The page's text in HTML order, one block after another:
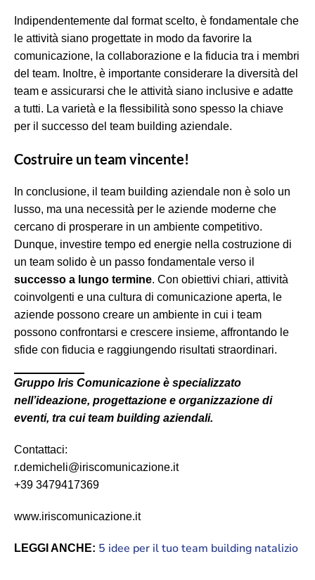
Indipendentemente dal format scelto, è fondamentale che
le attività siano progettate in modo da favorire la
comunicazione, la collaborazione e la fiducia tra i membri
del team. Inoltre, è importante considerare la diversità del
team e assicurarsi che le attività siano inclusive e adatte
a tutti. La varietà e la flessibilità sono spesso la chiave
per il successo del team building aziendale.
Costruire un team vincente!
In conclusione, il team building aziendale non è solo un
lusso, ma una necessità per le aziende moderne che
cercano di prosperare in un ambiente competitivo.
Dunque, investire tempo ed energie nella costruzione di
un team solido è un passo fondamentale verso il
successo a lungo termine. Con obiettivi chiari, attività
coinvolgenti e una cultura di comunicazione aperta, le
aziende possono creare un ambiente in cui i team
possono confrontarsi e crescere insieme, affrontando le
sfide con fiducia e raggiungendo risultati straordinari.
Gruppo Iris Comunicazione è specializzato
nell’ideazione, progettazione e organizzazione di
eventi, tra cui team building aziendali.
Contattaci:
r.demicheli@iriscomunicazione.it
+39 3479417369
www.iriscomunicazione.it
LEGGI ANCHE: 5 idee per il tuo team building natalizio